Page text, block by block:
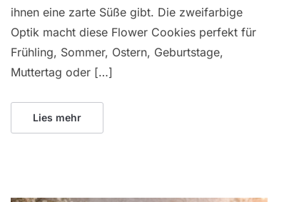
ihnen eine zarte Süße gibt. Die zweifarbige
Optik macht diese Flower Cookies perfekt für
Frühling, Sommer, Ostern, Geburtstage,
Muttertag oder […]
Lies mehr